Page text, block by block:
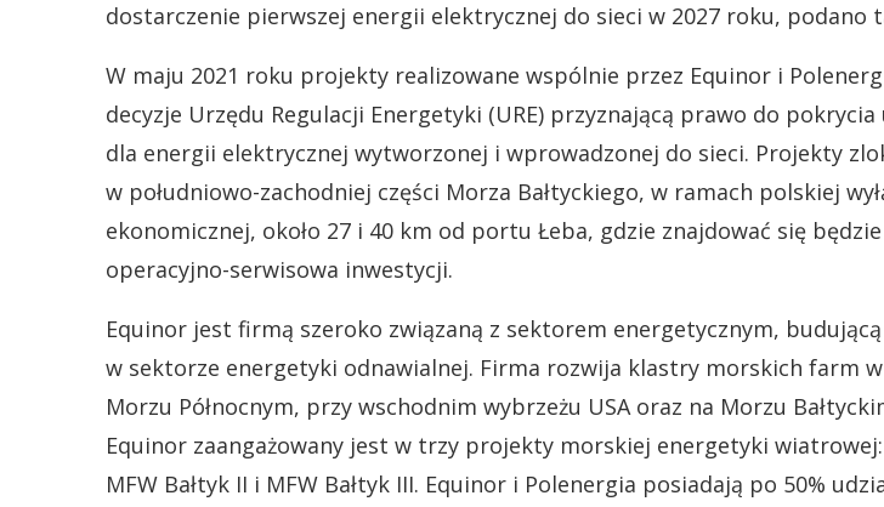
dostarczenie pierwszej energii elektrycznej do sieci w 2027 roku, podano
W maju 2021 roku projekty realizowane wspólnie przez Equinor i
decyzje Urzędu Regulacji Energetyki (URE) przyznającą prawo do
dla energii elektrycznej wytworzonej i wprowadzonej do sieci. Projekty
w południowo-zachodniej części Morza Bałtyckiego, w ramach polskiej
ekonomicznej, około 27 i 40 km od portu Łeba, gdzie znajdować się
operacyjno-serwisowa inwestycji.
Equinor jest firmą szeroko związaną z sektorem energetycznym,
w sektorze energetyki odnawialnej. Firma rozwija klastry morskich farm
Morzu Północnym, przy wschodnim wybrzeżu USA oraz na Morzu
Equinor zaangażowany jest w trzy projekty morskiej energetyki wiatrowej:
MFW Bałtyk II i MFW Bałtyk III. Equinor i Polenergia posiadają po 50%